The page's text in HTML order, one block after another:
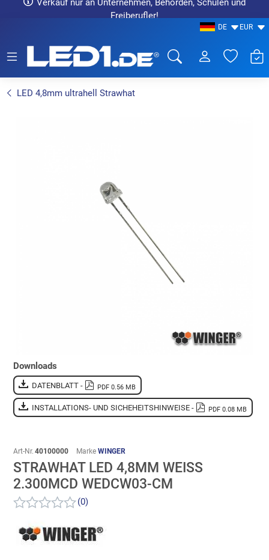
Verkauf nur an Unternehmen, Behörden, Schulen und
Freiberufler!
DE EUR
LED 4,8mm ultrahell Strawhat
Downloads
DATENBLATT - PDF 0.56 MB
INSTALLATIONS- UND SICHEHEITSHINWEISE - PDF 0.08 MB
Art-Nr. 40100000 Marke WINGER
STRAWHAT LED 4,8MM WEISS 2
.300MCD WEDCW03-CM
(0)